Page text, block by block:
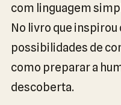
com linguagem
No livro que inspirou
possibilidades de
como preparar a
descoberta.